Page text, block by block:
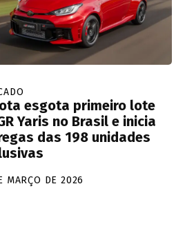
esgota primeiro lote
Yaris no Brasil e inicia
das 198 unidades
MARÇO DE 2026